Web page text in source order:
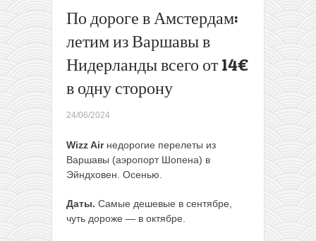
По дороге в Амстердам:
летим из Варшавы в
Нидерланды всего от 14€
в одну сторону
24/06/2024
Wizz Air недорогие перелеты из
Варшавы (аэропорт Шопена) в
Эйндховен. Осенью.
Даты. Самые дешевые в сентябре,
чуть дороже — в октябре.
Стокгольм
34€ туда-
обратно